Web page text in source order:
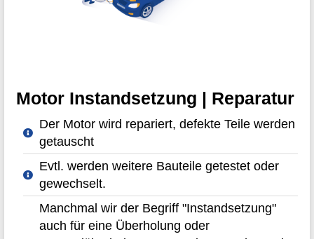
Motor Instandsetzung | Reparatur
Der Motor wird repariert, defekte Teile werden
getauscht
Evtl. werden weitere Bauteile getestet oder
gewechselt.
Manchmal wir der Begriff "Instandsetzung"
auch für eine Überholung oder